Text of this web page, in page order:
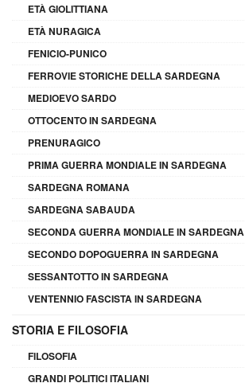
ETÀ GIOLITTIANA
ETÀ NURAGICA
FENICIO-PUNICO
FERROVIE STORICHE DELLA SARDEGNA
MEDIOEVO SARDO
OTTOCENTO IN SARDEGNA
PRENURAGICO
PRIMA GUERRA MONDIALE IN SARDEGNA
SARDEGNA ROMANA
SARDEGNA SABAUDA
SECONDA GUERRA MONDIALE IN SARDEGNA
SECONDO DOPOGUERRA IN SARDEGNA
SESSANTOTTO IN SARDEGNA
VENTENNIO FASCISTA IN SARDEGNA
STORIA E FILOSOFIA
FILOSOFIA
GRANDI POLITICI ITALIANI